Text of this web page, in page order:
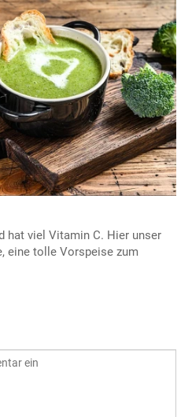
hat viel Vitamin C. Hier unser
eine tolle Vorspeise zum